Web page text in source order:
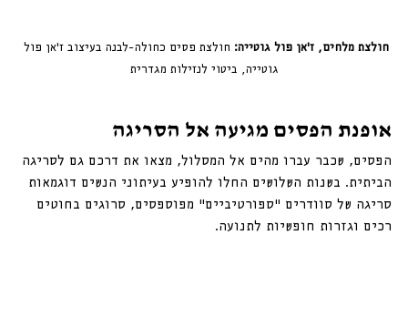
חולצת מלחים, ז׳אן פול גוטייה: חולצת פסים כחולה-לבנה בעיצוב ז׳אן פול
גוטייה, ביטוי לנזילות מגדרית
אופנת הפסים מגיעה אל הסריגה
הפסים, שכבר עברו מהים אל המסלול, מצאו את דרכם גם לסריגה
הביתית. בשנות השלושים החלו להופיע בעיתוני הנשים דוגמאות
סריגה של סוודרים “ספורטיביים” מפוספסים, סרוגים בחוטים
רכים וגזרות חופשיות לתנועה.